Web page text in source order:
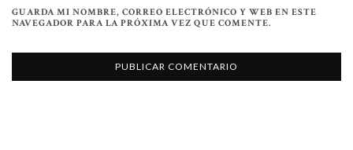
GUARDA MI NOMBRE, CORREO ELECTRÓNICO Y WEB EN ESTE
NAVEGADOR PARA LA PRÓXIMA VEZ QUE COMENTE.